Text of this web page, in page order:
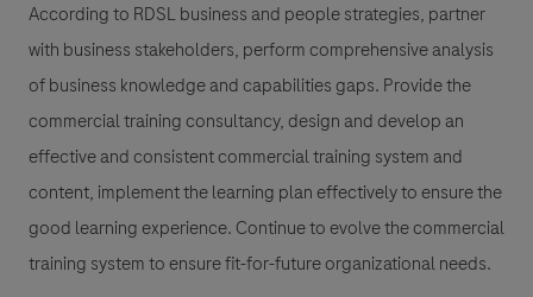
According to RDSL business and people strategies, partner
with business stakeholders, perform comprehensive analysis
of business knowledge and capabilities gaps. Provide the
commercial training consultancy, design and develop an
effective and consistent commercial training system and
content, implement the learning plan effectively to ensure the
good learning experience. Continue to evolve the commercial
training system to ensure fit-for-future organizational needs.